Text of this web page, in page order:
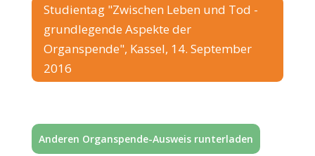
Studientag "Zwischen Leben und Tod -
grundlegende Aspekte der
Organspende", Kassel, 14. September
2016
Anderen Organspende-Ausweis runterladen